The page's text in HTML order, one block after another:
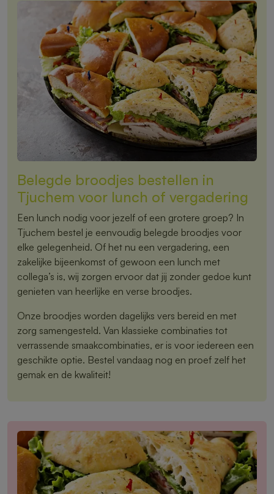
Belegde broodjes bestellen in
Tjuchem voor lunch of vergadering
Een lunch nodig voor jezelf of een grotere groep? In
Tjuchem bestel je eenvoudig belegde broodjes voor
elke gelegenheid. Of het nu een vergadering, een
zakelijke bijeenkomst of gewoon een lunch met
collega’s is, wij zorgen ervoor dat jij zonder gedoe kunt
genieten van heerlijke en verse broodjes.
Onze broodjes worden dagelijks vers bereid en met
zorg samengesteld. Van klassieke combinaties tot
verrassende smaakcombinaties, er is voor iedereen een
geschikte optie. Bestel vandaag nog en proef zelf het
gemak en de kwaliteit!